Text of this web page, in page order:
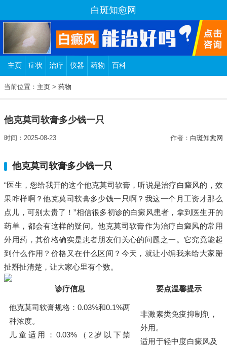
白斑知愈网
主页 症状 治疗 仪器 药物 百科
当前位置： 主页 >药物
他克莫司软膏多少钱一只
时间：2025-08-23 作者： 白斑知愈网
他克莫司软膏多少钱一只
“医生，您给我开的这个他克莫司软膏，听说是治疗白癜风的，效
果咋样啊？他克莫司软膏多少钱一只啊？我这一个月工资才那么
点儿，可别太贵了！”相信很多初诊的白癜风患者，拿到医生开的
药单，都会有这样的疑问。他克莫司软膏作为治疗白癜风的常用
外用药，其价格确实是患者朋友们关心的问题之一。它究竟能起
到什么作用？价格又在什么区间？今天，就让小编我来给大家掰
扯掰扯清楚，让大家心里有个数。
诊疗信息 要点温馨提示
他克莫司软膏规格：0.03%和0.1%两
种浓度。
儿童适用：0.03%（2岁以下禁
非激素类免疫抑制剂，
外用。
适用于轻中度白癜风及